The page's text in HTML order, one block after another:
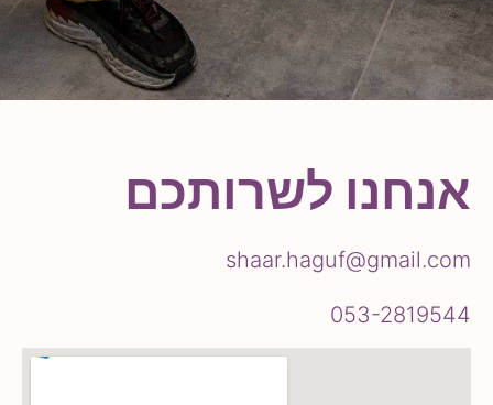
אנחנו לשרותכם
shaar.haguf@gmail.com
053-2819544